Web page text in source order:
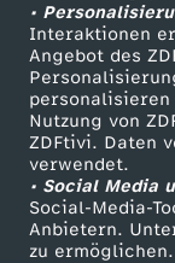
•
Interaktionen
Angebot des
Nutzung von
ZDFtivi. Daten
verwendet.
• Social Media
Social-Media-
Anbietern.
zu ermöglichen.
i
s
t
o
Sendungen A-Z
TV-Programm
ZDF Unternehmen
Karriere